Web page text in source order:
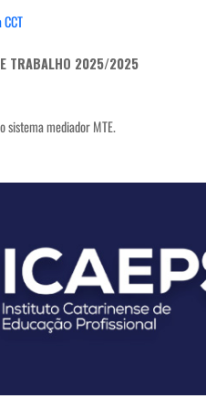
TRABALHO 2025/2025
sistema mediador MTE.